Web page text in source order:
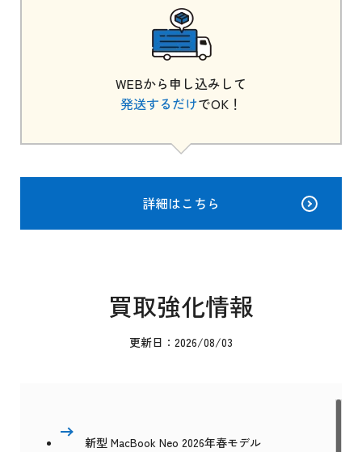
WEBから申し込みして
発送するだけでOK！
詳細はこちら
買取強化情報
更新日：2026/08/03
新型 MacBook Neo 2026年春モデル